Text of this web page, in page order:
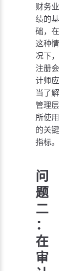
财务业
绩的基
础，在
这种情
况下，
注册会
计师应
当了解
管理层
所使用
的关键
指标。
问
题
二
：
在
审